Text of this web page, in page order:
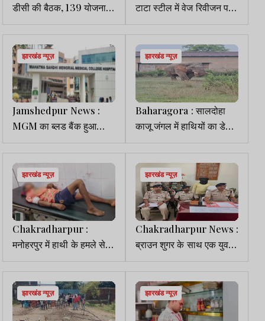
डीसी की बैठक, 139 योजनाओं
को धरातल पर लाने की तैयारी
टाटा स्टील में वेज रिवीजन पर
फंसी बात, प्रबंधन व यूनियन में
नहीं बनी सहमति
झारखंड न्यूज़
Jamshedpur News :
MGM का ब्लड बैंक हुआ
हाईटेक, 40 लाख की नई मशीन
से मिनटों में होगी खून की जांच
झारखंड न्यूज़
Baharagora : सालदोहा
काजू जंगल में हाथियों का डेरा,
ग्रामीणों में दहशत
झारखंड न्यूज़
Chakradharpur :
मनोहरपुर में हाथी के हमले से
युवक गंभीर रूप से घायल, भर्ती
झारखंड न्यूज़
Chakradharpur News :
ब्राउन शुगर के साथ एक युवक
गिरफ्तार, बाइक व मोबाइल जब्त
झारखंड न्यूज़ झारखंड न्यूज़